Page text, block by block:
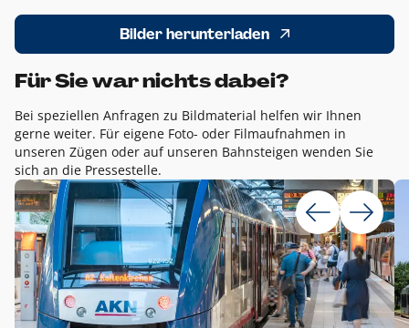
Bilder herunterladen
Für Sie war nichts dabei?
Bei speziellen Anfragen zu Bildmaterial helfen wir Ihnen
gerne weiter. Für eigene Foto- oder Filmaufnahmen in
unseren Zügen oder auf unseren Bahnsteigen wenden Sie
sich an die Pressestelle.